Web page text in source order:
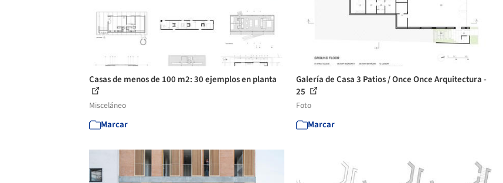
Casas de menos de 100 m2: 30 ejemplos en planta
Misceláneo
Marcar
Galería de Casa 3 Patios / Once Once Arquitectura -
25
Foto
Marcar